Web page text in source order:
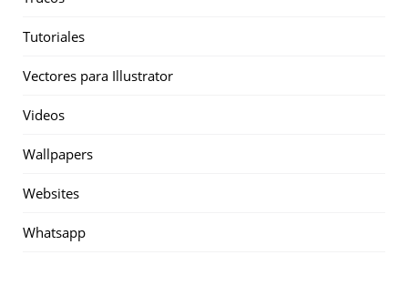
Tutoriales
Vectores para Illustrator
Videos
Wallpapers
Websites
Whatsapp